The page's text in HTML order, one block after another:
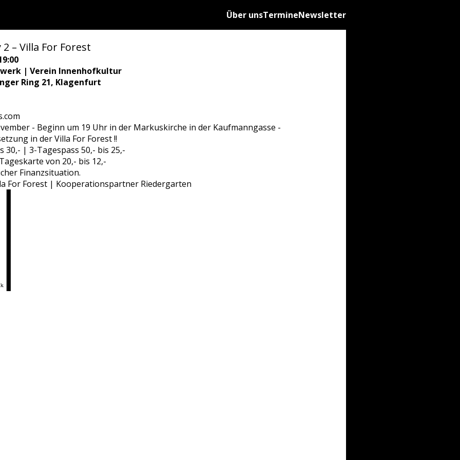
Über unsTermineNewsletter
2 – Villa For Forest
| Verein Innenhofkultur
Ring 21, Klagenfurt
- Beginn um 19 Uhr in der Markuskirche in der Kaufmanngasse -
in der Villa For Forest !!
30,- | 3-Tagespass 50,- bis 25,-
von 20,- bis 12,-
Finanzsituation.
For Forest | Kooperationspartner Riedergarten